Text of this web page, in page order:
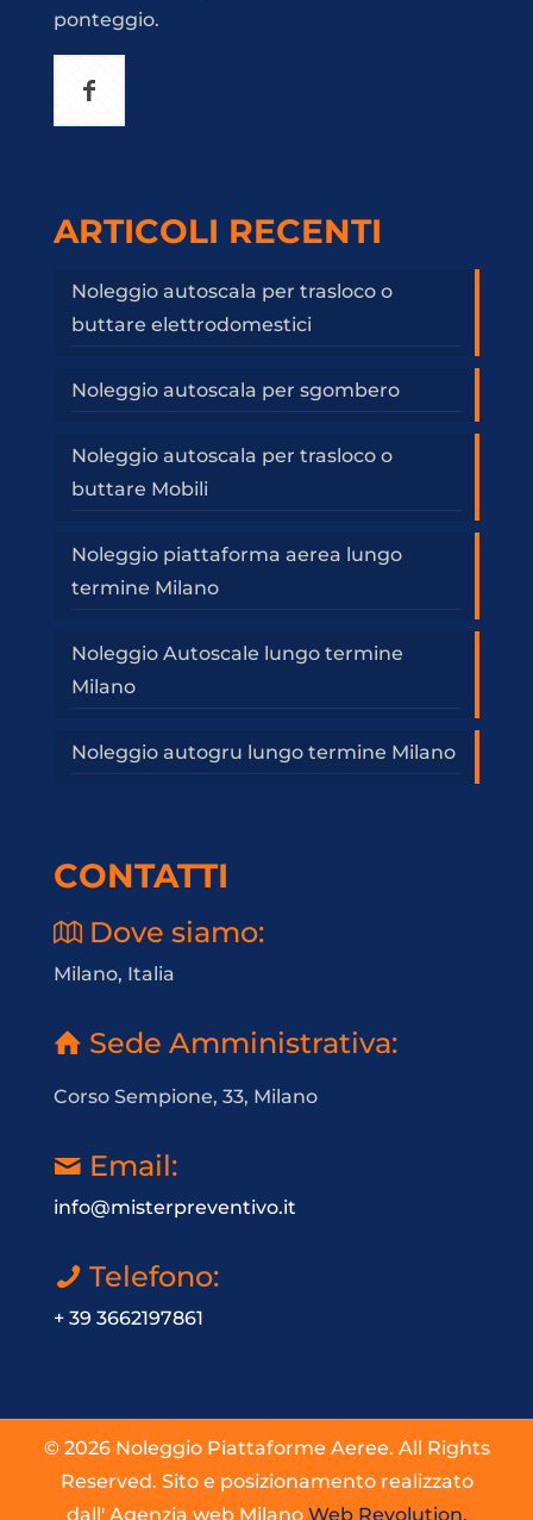
ponteggio.
ARTICOLI RECENTI
Noleggio autoscala per trasloco o
buttare elettrodomestici
Noleggio autoscala per sgombero
Noleggio autoscala per trasloco o
buttare Mobili
Noleggio piattaforma aerea lungo
termine Milano
Noleggio Autoscale lungo termine
Milano
Noleggio autogru lungo termine Milano
CONTATTI
Dove siamo:
Milano, Italia
Sede Amministrativa:
Corso Sempione, 33, Milano
Email:
info@misterpreventivo.it
Telefono:
+ 39 3662197861
© 2026 Noleggio Piattaforme Aeree. All Rights
Reserved. Sito e posizionamento realizzato
dall' Agenzia web Milano Web Revolution.